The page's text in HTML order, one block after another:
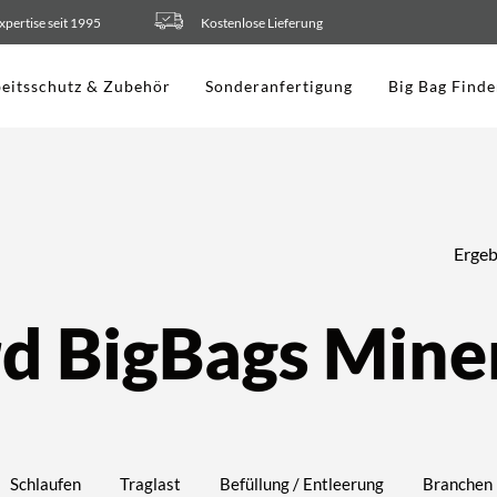
seit 1995 Kostenlose Lieferung
& Zubehör Sonderanfertigung Big Bag
BigBags
Schlaufen Traglast Befüllung / Entleerung Branchen